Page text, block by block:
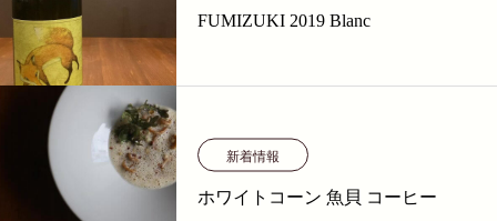
FUMIZUKI 2019 Blanc
新着情報
ホワイトコーン 魚貝 コーヒー